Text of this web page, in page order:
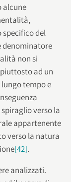
alcune
specifico del
denominatore
non si
ad un
tempo e
verso la
appartenente
verso la natura
[42].
analizzati.